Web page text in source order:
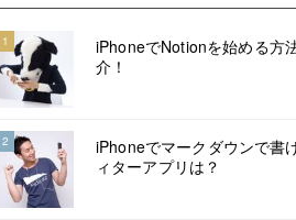
1
iPhoneでNotionを始める方
介！
2
iPhoneでマークダウンで書
ィターアプリは？